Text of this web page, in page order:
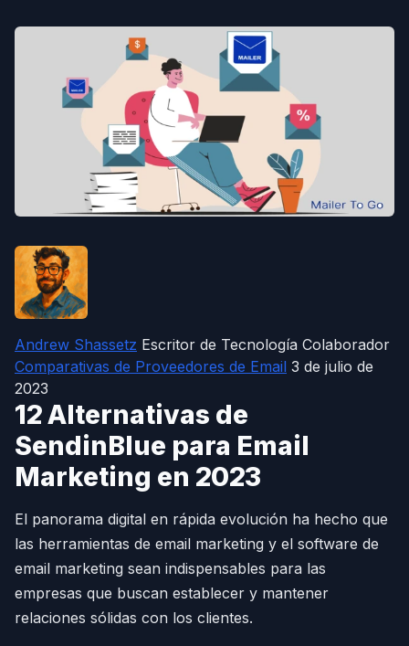
Andrew Shassetz Escritor de Tecnología Colaborador
Comparativas de Proveedores de Email 3 de julio de
2023
12 Alternativas de
SendinBlue para Email
Marketing en 2023
El panorama digital en rápida evolución ha hecho que
las herramientas de email marketing y el software de
email marketing sean indispensables para las
empresas que buscan establecer y mantener
relaciones sólidas con los clientes.